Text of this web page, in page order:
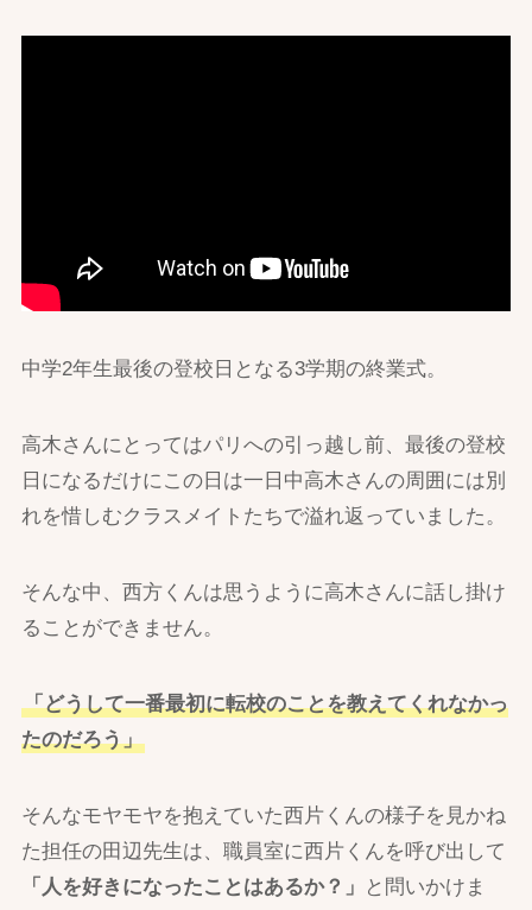
中学2年生最後の登校日となる3学期の終業式。
高木さんにとってはパリへの引っ越し前、最後の登校
日になるだけにこの日は一日中高木さんの周囲には別
れを惜しむクラスメイトたちで溢れ返っていました。
そんな中、西方くんは思うように高木さんに話し掛け
ることができません。
「どうして一番最初に転校のことを教えてくれなかっ
たのだろう」
そんなモヤモヤを抱えていた西片くんの様子を見かね
た担任の田辺先生は、職員室に西片くんを呼び出して
「人を好きになったことはあるか？」
と問いかけま